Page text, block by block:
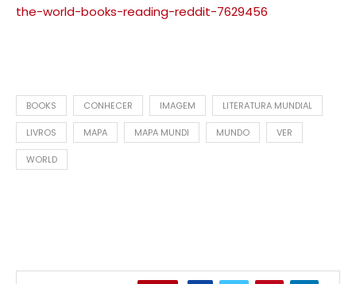
the-world-books-reading-reddit-7629456
BOOKS CONHECER IMAGEM LITERATURA MUNDIAL
LIVROS MAPA MAPA MUNDI MUNDO VER
WORLD